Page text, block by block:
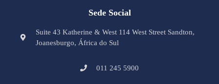
Sede Social
Suite 43 Katherine & West 114 West Street Sandton,
Joanesburgo, África do Sul
011 245 5900